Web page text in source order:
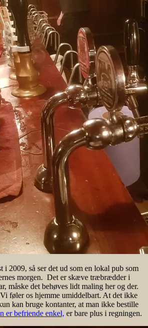
i 2009, så ser det ud som en lokal pub som
morgen. Det er skæve træbrædder i
måske det behøves lidt maling her og der.
føler os hjemme umiddelbart. At det ikke
kan bruge kontanter, at man ikke bestille
er befriende enkel, er bare plus i regningen.